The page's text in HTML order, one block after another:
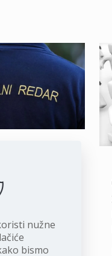
preuzeti
Opširnije
nužne
bismo